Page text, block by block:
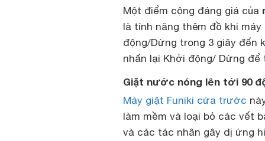
Một điểm cộng đáng giá của
là tính năng thêm đồ khi
động/Dừng trong 3 giây đến
nhấn lại Khởi động/ Dừng để
Giặt nước nóng lên tới 90
Máy giặt Funiki cửa trước
làm mềm và loại bỏ các vết
và các tác nhân gây dị ứng